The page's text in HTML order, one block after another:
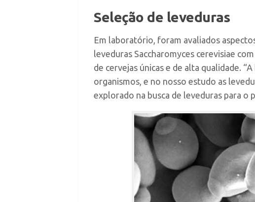
Seleção de leveduras
Em laboratório, foram avaliados
leveduras Saccharomyces cerevisiae
de cervejas únicas e de alta qualidade.
organismos, e no nosso estudo as
explorado na busca de leveduras para o